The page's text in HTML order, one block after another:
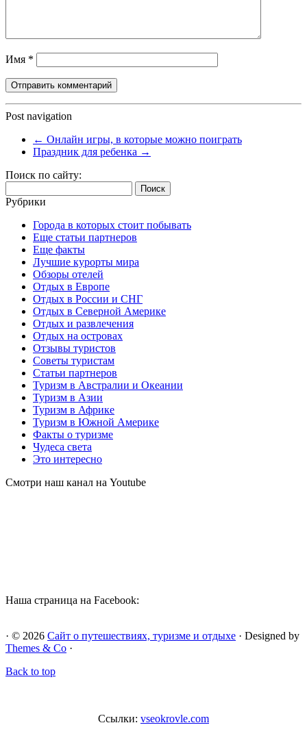
Имя *
Post navigation
← Онлайн игры, в которые можно поиграть
Праздник для ребенка →
Поиск по сайту:
Рубрики
Города в которых стоит побывать
Еще статьи партнеров
Еще факты
Лучшие курорты мира
Обзоры отелей
Отдых в Европе
Отдых в России и СНГ
Отдых в Северной Америке
Отдых и развлечения
Отдых на островах
Отзывы туристов
Советы туристам
Статьи партнеров
Туризм в Австралии и Океании
Туризм в Азии
Туризм в Африке
Туризм в Южной Америке
Факты о туризме
Чудеса света
Это интересно
Смотри наш канал на Youtube
Наша страница на Facebook:
· © 2026 Сайт о путешествиях, туризме и отдыхе · Designed by
Themes & Co ·
Back to top
Ссылки: vseokrovle.com